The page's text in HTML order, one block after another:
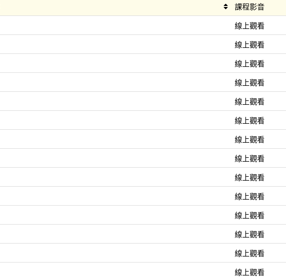
課程影音
線上觀看
線上觀看
線上觀看
線上觀看
線上觀看
線上觀看
線上觀看
線上觀看
線上觀看
線上觀看
線上觀看
線上觀看
線上觀看
線上觀看